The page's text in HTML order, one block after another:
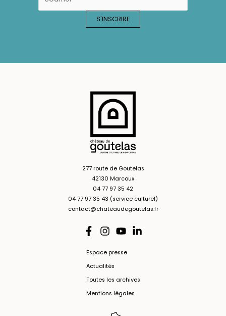
277 route de Goutelas
42130 Marcoux
04 77 97 35 42
04 77 97 35 43 (service culturel)
contact@chateaudegoutelas.fr
Espace presse
Actualités
Toutes les archives
Mentions légales